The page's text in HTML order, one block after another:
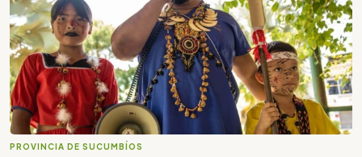
PROVINCIA DE SUCUMBÍOS